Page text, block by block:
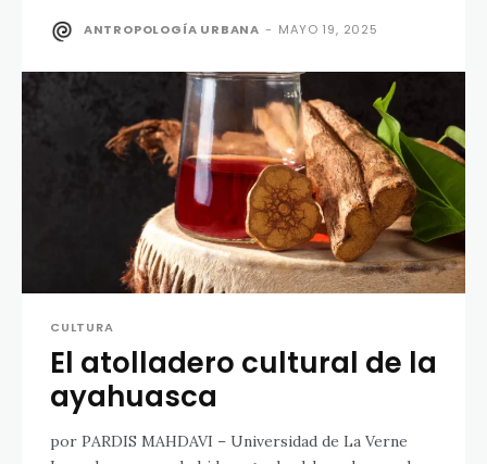
ANTROPOLOGÍA URBANA - MAYO 19, 2025
CULTURA
El atolladero cultural de la
ayahuasca
por PARDIS MAHDAVI – Universidad de La Verne